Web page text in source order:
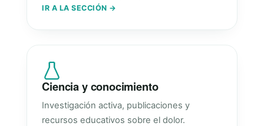
IR A LA SECCIÓN →
Ciencia y conocimiento
Investigación activa, publicaciones y
recursos educativos sobre el dolor.